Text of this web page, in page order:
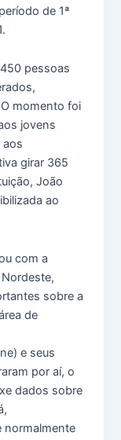
de 1ª
pessoas
momento foi
jovens
aos
girar 365
João
ao
com a
sobre a
de
e seus
por aí, o
dados sobre
normalmente